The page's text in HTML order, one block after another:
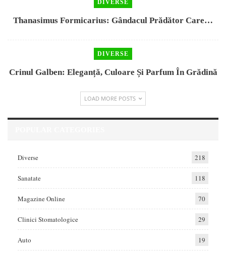
DIVERSE
Thanasimus Formicarius: Gândacul Prădător Care…
DIVERSE
Crinul Galben: Eleganță, Culoare Și Parfum În Grădină
LOAD MORE POSTS
Diverse 218
Sanatate 118
Magazine Online 70
Clinici Stomatologice 29
Auto 19